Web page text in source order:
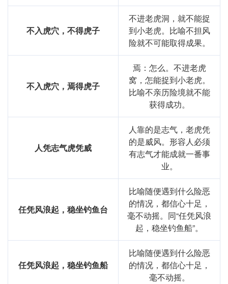
不入虎穴，不得虎子
不进老虎洞，就不能捉
到小老虎。比喻不担风
险就不可能取得成果。
不入虎穴，焉得虎子
焉：怎么。不进老虎
窝，怎能捉到小老虎。
比喻不亲历险境就不能
获得成功。
人凭志气虎凭威
人靠的是志气，老虎凭
的是威风。形容人必须
有志气才能成就一番事
业。
任凭风浪起，稳坐钓鱼台
比喻随便遇到什么险恶
的情况，都信心十足，
毫不动摇。同“任凭风浪
起，稳坐钓鱼船”。
任凭风浪起，稳坐钓鱼船
比喻随便遇到什么险恶
的情况，都信心十足，
毫不动摇。